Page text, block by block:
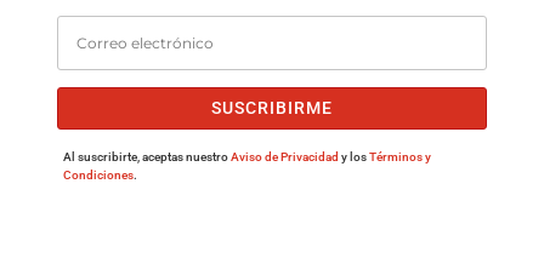
SUSCRIBIRME
Al suscribirte, aceptas nuestroAviso de Privacidad y losTérminos y
Condiciones.